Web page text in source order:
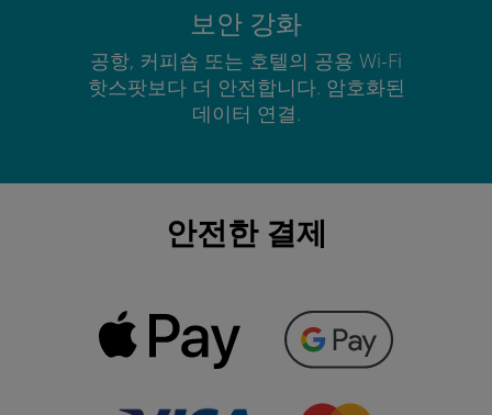
보안 강화
공항, 커피숍 또는 호텔의 공용 Wi-Fi
핫스팟보다 더 안전합니다. 암호화된
데이터 연결.
안전한 결제